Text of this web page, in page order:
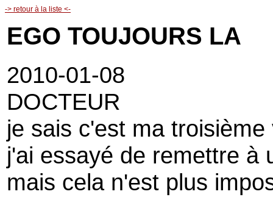
-> retour à la liste <-
EGO TOUJOURS LA
2010-01-08
DOCTEUR
je sais c'est ma troisième
j'ai essayé de remettre à
mais cela n'est plus